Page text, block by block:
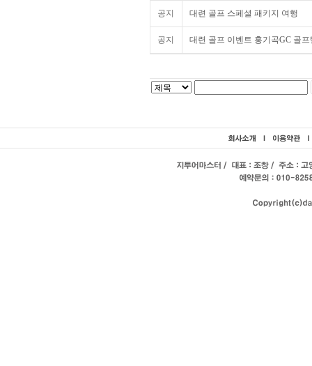
공지 대련 골프 스페셜 패키지 여행
공지 대련 골프 이벤트 홍기곡GC 골프